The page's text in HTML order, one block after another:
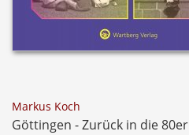
Markus Koch
Göttingen - Zurück in die 80er